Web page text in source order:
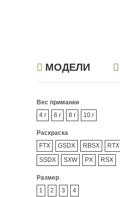
МОДЕЛИ
Вес приманки
4 г
6 г 8 г 10 г
Раскраска
FTX
GSDX RBSX
RTX
SSDX
SXW PX RSX
Размер
1
2 3 4